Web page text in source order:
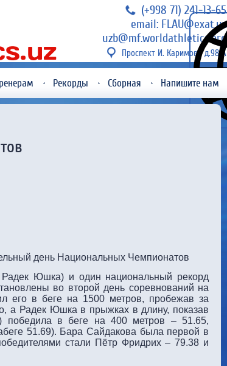
(+998 71) 241-13-65
email: FLAU@exat.uz
uzb@mf.worldathletics.org
Проспект И. Каримова д.98 А
Рекорды Сборная Напишите нам
день Национальных Чемпионатов
Юшка) и один национальный рекорд
во второй день соревнований на
его в беге на 1500 метров, пробежав за
а Радек Юшка в прыжках в длину, показав
победила в беге на 400 метров – 51.65,
51.69). Бара Сайдакова была первой в
стали Пётр Фридрих – 79.38 и